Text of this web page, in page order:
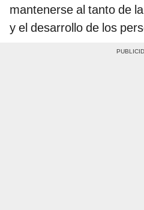
mantenerse al tanto de
y el desarrollo de los